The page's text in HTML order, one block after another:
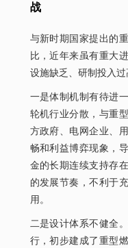
战
与新时期国家提出的
比，近年来虽有重大
设施缺乏、研制投入过
一是体制机制有待进
轮机行业分散，与重
方政府、电网企业、
畅和利益博弈现象，
金的长期连续支持存
的发展节奏，不利于
用。
二是设计体系不健全
行，初步建成了重型